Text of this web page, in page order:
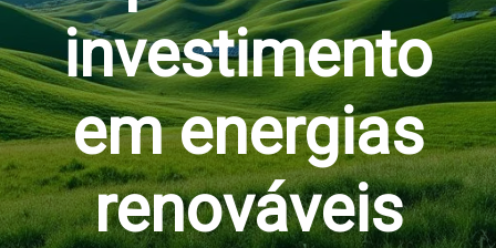
investimento
em energias
renováveis